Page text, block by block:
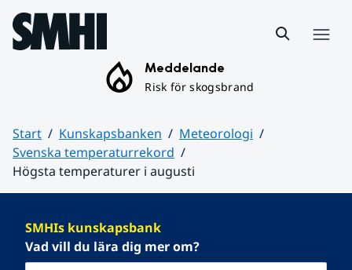
Hoppa till sidans innehåll
Meddelande
Risk för skogsbrand
Start Kunskapsbanken
Meteorologi
Svenska temperaturrekord
Högsta temperaturer i augusti
SMHIs kunskapsbank
Vad vill du lära dig mer om?